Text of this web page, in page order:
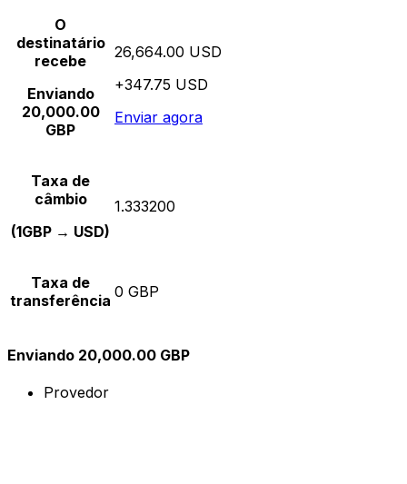
O
destinatário
recebe
Enviando
20,000.00
GBP
26,664.00 USD
+347.75 USD
Enviar agora
Taxa de
câmbio
(1GBP → USD)
1.333200
Taxa de
transferência 0 GBP
Enviando 20,000.00 GBP
Provedor